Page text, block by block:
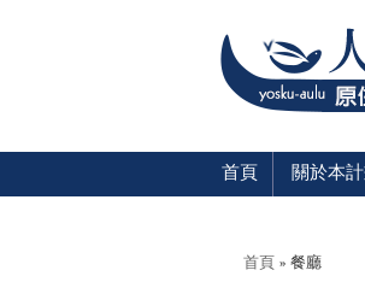
首頁 關於本
您在這裡
首頁 » 餐廳